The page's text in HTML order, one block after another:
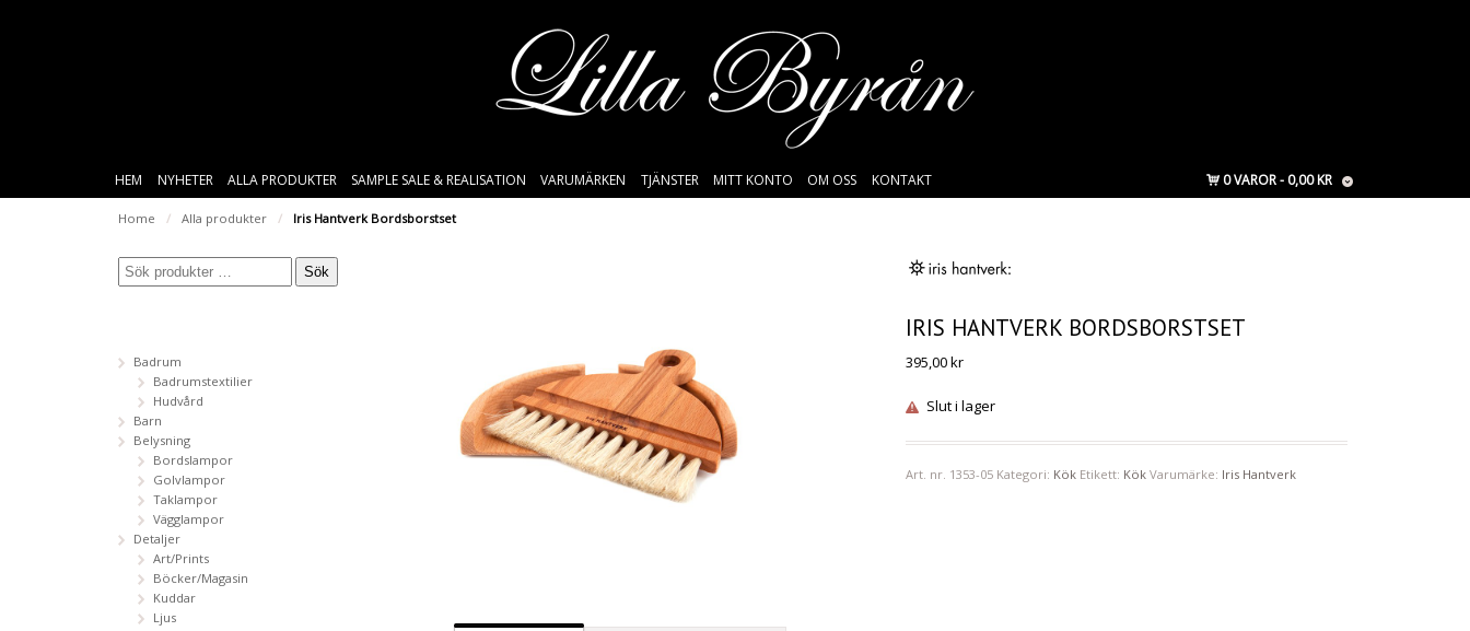
HEM NYHETER ALLA PRODUKTER SAMPLE SALE & REALISATION VARUMÄRKEN TJÄNSTER MITT KONTO OM OSS KONTAKT 0 VAROR 0,00 KR
Home / Alla produkter / Iris Hantverk Bordsborstset
IRIS HANTVERK BORDSBORSTSET
395,00kr
Slut i lager
Art. nr. 1353-05 Kategori: Kök Etikett: Kök Varumärke: Iris Hantverk
Sök
Badrum
Badrumstextilier
Hudvård
Barn
Belysning
Bordslampor
Golvlampor
Taklampor
Vägglampor
Detaljer
Art/Prints
Böcker/Magasin
Kuddar
Ljus